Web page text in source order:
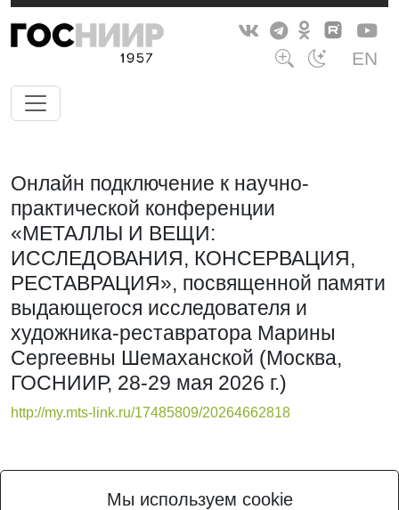
EN
Онлайн подключение к научно-
практической конференции
«МЕТАЛЛЫ И ВЕЩИ:
ИССЛЕДОВАНИЯ, КОНСЕРВАЦИЯ,
РЕСТАВРАЦИЯ», посвященной памяти
выдающегося исследователя и
художника-реставратора Марины
Сергеевны Шемаханской (Москва,
ГОСНИИР, 28-29 мая 2026 г.)
http://my.mts-link.ru/17485809/20264662818
Мы используем cookie